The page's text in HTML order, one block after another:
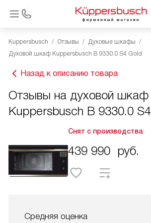
Kuppersbusch Отзывы
Духовые шкафы
Духовой шкаф Kuppersbusch B 9330.0 S4 Gold
Назад к описанию товара
Отзывы на духовой шкаф
Kuppersbusch B 9330.0 S4
Снят с производства
439 990 руб.
Средняя оценка